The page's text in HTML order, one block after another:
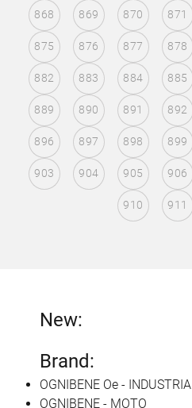
868 869 870 871
875 876 877 878
882 883 884 885
889 890 891 892
896 897 898 899
903 904 905 906
910 911
New:
Brand:
OGNIBENE Oe - INDUSTRIA
OGNIBENE - MOTO